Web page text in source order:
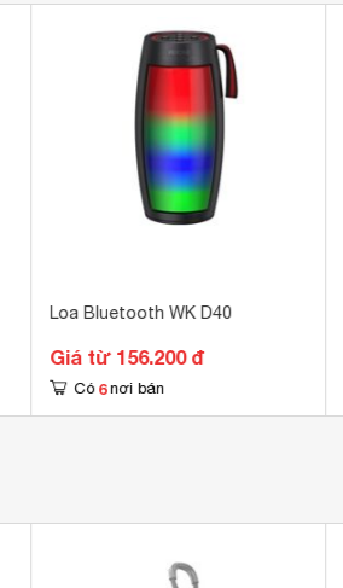
Loa Bluetooth WK D40
Giá từ 156.200 đ
Có 6 nơi bán